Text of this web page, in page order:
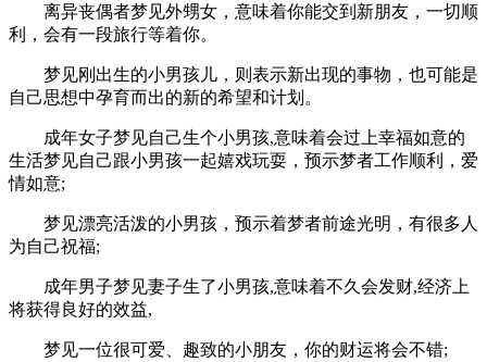
离异丧偶者梦见外甥女，意味着你能交到新朋友，一切顺
利，会有一段旅行等着你。
梦见刚出生的小男孩儿，则表示新出现的事物，也可能是
自己思想中孕育而出的新的希望和计划。
成年女子梦见自己生个小男孩,意味着会过上幸福如意的
生活梦见自己跟小男孩一起嬉戏玩耍，预示梦者工作顺利，爱
情如意;
梦见漂亮活泼的小男孩，预示着梦者前途光明，有很多人
为自己祝福;
成年男子梦见妻子生了小男孩,意味着不久会发财,经济上
将获得良好的效益,
梦见一位很可爱、趣致的小朋友，你的财运将会不错;